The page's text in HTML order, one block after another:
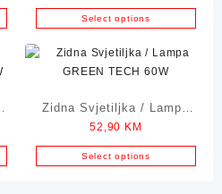
Select options
Zidna Svjetiljka / Lampa
GREEN TECH 6W
52,90 KM
Select options